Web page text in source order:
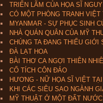
TRIỂN LÃM CỦA HỌA SĨ
CÓ MỘT PHÒNG TRANH
MYANMAR - SỰ PHỤC SINH
NHÀ QUÁN QUÂN CỦA MỸ
CHÚNG TA ĐANG THIẾU GIỚI
ĐÀ LẠT HOA
BÀI THƠ CA NGỢI THIÊN
CỔ TÍCH CÔN ĐẢO
HƯƠNG - NỮ HỌA SĨ VIỆT
KHI CÁC SIÊU SAO NGÀNH
MỸ THUẬT Ở MỘT ĐẤT